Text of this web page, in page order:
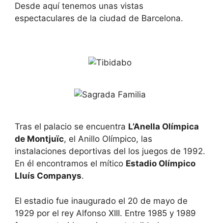
Desde aquí tenemos unas vistas
espectaculares de la ciudad de Barcelona.
Tras el palacio se encuentra L’Anella Olímpica
de Montjuïc, el Anillo Olímpico, las
instalaciones deportivas del los juegos de 1992.
En él encontramos el mítico Estadio Olímpico
Lluís Companys.
El estadio fue inaugurado el 20 de mayo de
1929 por el rey Alfonso XIII. Entre 1985 y 1989